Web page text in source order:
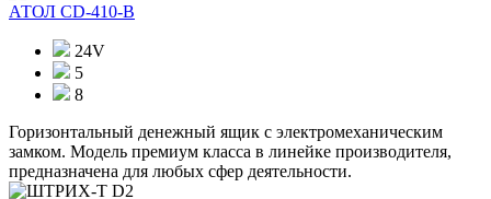
АТОЛ CD-410-В
24V
5
8
Горизонтальный денежный ящик с электромеханическим
замком. Модель премиум класса в линейке производителя,
предназначена для любых сфер деятельности.